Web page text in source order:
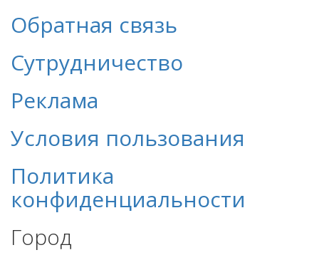
Обратная связь
Сутрудничество
Реклама
Условия пользования
Политика
конфиденциальности
Город